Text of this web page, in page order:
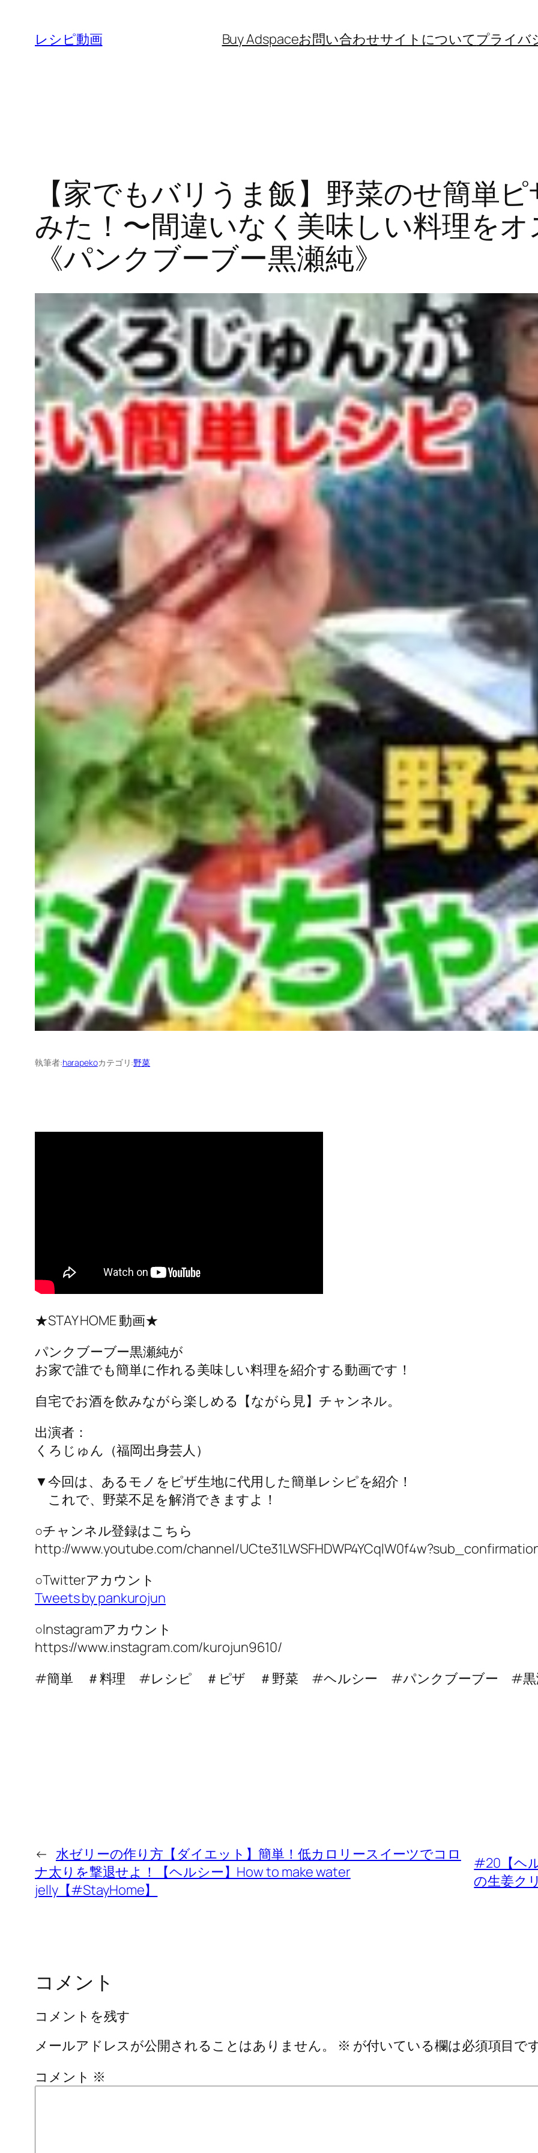
レシピ動画 Buy Adspaceお問い合わせサイトについてプライバ
【家でもバリうま飯】野菜のせ簡単
みた！〜間違いなく美味しい料理を
《パンクブーブー黒瀬純》
執筆者:harapekoカテゴリ:野菜
★STAY HOME 動画★
パンクブーブー黒瀬純が
お家で誰でも簡単に作れる美味しい料理を紹介する動画です！
自宅でお酒を飲みながら楽しめる【ながら見】チャンネル。
出演者：
くろじゅん（福岡出身芸人）
▼今回は、あるモノをピザ生地に代用した簡単レシピを紹介！
これで、野菜不足を解消できますよ！
○チャンネル登録はこちら
http://www.youtube.com/channel/
○Twitterアカウント
Tweets by pankurojun
○Instagramアカウント
https://www.instagram.com/kurojun9610/
#簡単 ＃料理 #レシピ ＃ピザ ＃野菜 #ヘルシー #パンクブーブー #黒
← 水ゼリーの作り方【ダイエット】簡単！低カロリースイーツでコロ
ナ太りを撃退せよ！【ヘルシー】How to make water
jelly【#StayHome】
#20【ヘ
の生姜ク
コメント
コメントを残す
メールアドレスが公開されることはありません。
※ が付いている欄は必須項目で
コメント ※